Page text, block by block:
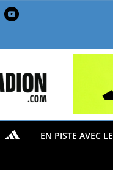
EN PISTE AVEC LE